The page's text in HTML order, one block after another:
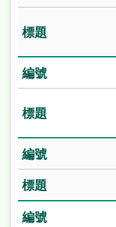
料
開
宣
著
作
權
侵
權